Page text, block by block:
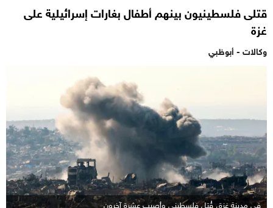
قتلى فلسطينيون بينهم أطفال بغارات إسرائيلية على
غزة
وكالات - أبوظبي
في مدينة غزة، قُتل فلسطيني وأصيب عشرة آخرون